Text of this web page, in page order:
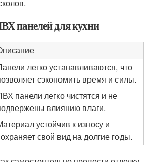
панелей для кухни
легко устанавливаются, что
сэкономить время и силы.
панели легко чистятся и не
влиянию влаги.
устойчив к износу и
свой вид на долгие годы.